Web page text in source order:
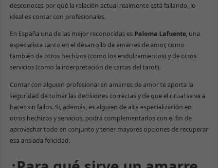
desconoces por qué la relación actual realmente está fallando, lo
ideal es contar con profesionales.
En España una de las mejor reconocidas es Paloma Lafuente, una
especialista tanto en el desarrollo de amarres de amor, como
también de otros hechizos (como los endulzamientos) y de otros
servicios (como la interpretación de cartas del tarot).
Contar con alguien profesional en amarres de amor te aporta la
seguridad de tomar las decisiones correctas y de que el ritual se va a
hacer sin fallos. Si, además, es alguien de alta especialización en
otros hechizos y servicios, podrá complementarlos con el fin de
aprovechar todo en conjunto y tener mayores opciones de recuperar
esa ansiada felicidad.